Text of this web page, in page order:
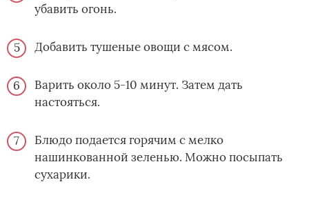
убавить огонь.
Добавить тушеные овощи с мясом.
Варить около 5-10 минут. Затем дать
настояться.
Блюдо подается горячим с мелко
нашинкованной зеленью. Можно посыпать
сухарики.